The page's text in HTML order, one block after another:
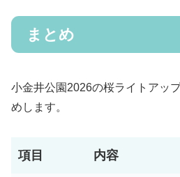
まとめ
小金井公園2026の桜ライトアッ
めします。
項目 内容